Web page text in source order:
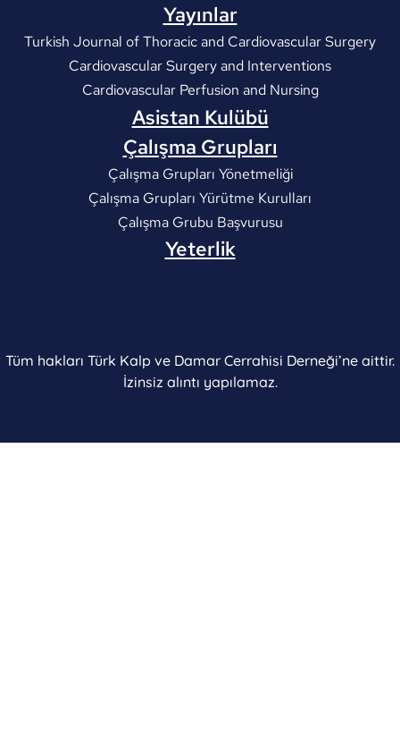
Yayınlar
Turkish Journal of Thoracic and Cardiovascular Surgery
Cardiovascular Surgery and Interventions
Cardiovascular Perfusion and Nursing
Asistan Kulübü
Çalışma Grupları
Çalışma Grupları Yönetmeliği
Çalışma Grupları Yürütme Kurulları
Çalışma Grubu Başvurusu
Yeterlik
Tüm hakları Türk Kalp ve Damar Cerrahisi Derneği’ne aittir.
İzinsiz alıntı yapılamaz.